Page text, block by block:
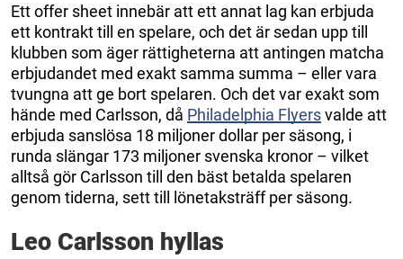
Ett offer sheet innebär att ett annat lag kan erbjuda
ett kontrakt till en spelare, och det är sedan upp till
klubben som äger rättigheterna att antingen matcha
erbjudandet med exakt samma summa – eller vara
tvungna att ge bort spelaren. Och det var exakt som
hände med Carlsson, då Philadelphia Flyersvalde att
erbjuda sanslösa 18 miljoner dollar per säsong, i
runda slängar 173 miljoner svenska kronor – vilket
alltså gör Carlsson till den bäst betalda spelaren
genom tiderna, sett till lönetaksträff per säsong.
Leo Carlsson hyllas